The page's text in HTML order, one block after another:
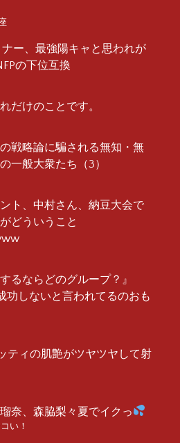
ナー、最強陽キャと思われが
の下位互換
だけのことです。
戦略論に騙される無知・無
一般大衆たち（3）
ト、中村さん、納豆大会で
どういうこと
るならどのグループ？』
功しないと言われてるのおも
ティの肌艶がツヤツヤして射
奈、森脇梨々夏でイクっ
い！